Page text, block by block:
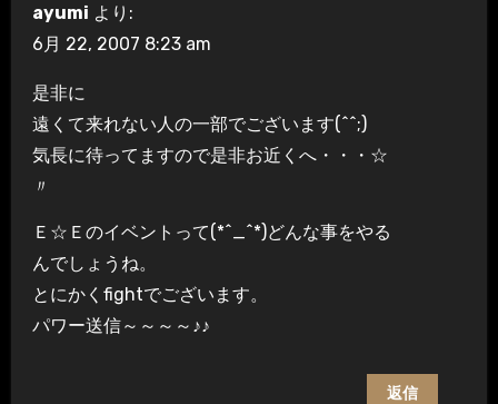
ayumi より:
6月 22, 2007 8:23 am
是非に
遠くて来れない人の一部でございます(^^;)
気長に待ってますので是非お近くへ・・・☆
〃
Ｅ☆Ｅのイベントって(*^_^*)どんな事をやる
んでしょうね。
とにかくfightでございます。
パワー送信～～～～♪♪
返信